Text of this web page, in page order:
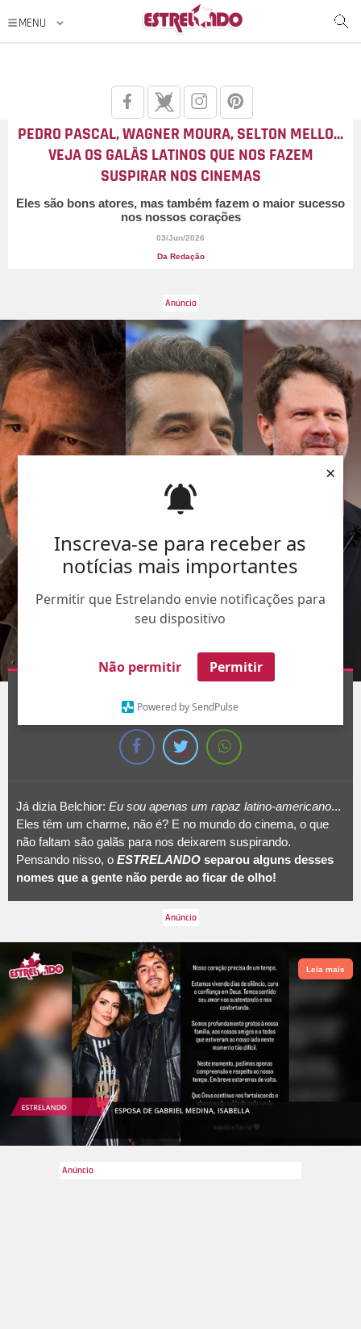
Inscreva-se para receber as
notícias mais importantes
Permitir que Estrelando envie notificações para
seu dispositivo
Não permitir Permitir
Powered by SendPulse
×
PEDRO PASCAL, WAGNER MOURA, SELTON MELLO...
VEJA OS GALÃS LATINOS QUE NOS FAZEM
SUSPIRAR NOS CINEMAS
Eles são bons atores, mas também fazem o maior sucesso
nos nossos corações
03/Jun/2026
Da Redação
Montagem-Divulgação-
1/8
Já dizia Belchior: Eu sou apenas um rapaz latino-americano...
Eles têm um charme, não é? E no mundo do cinema, o que
não faltam são galãs para nos deixarem suspirando.
Pensando nisso, o ESTRELANDO separou alguns desses
nomes que a gente não perde ao ficar de olho!
Leia mais